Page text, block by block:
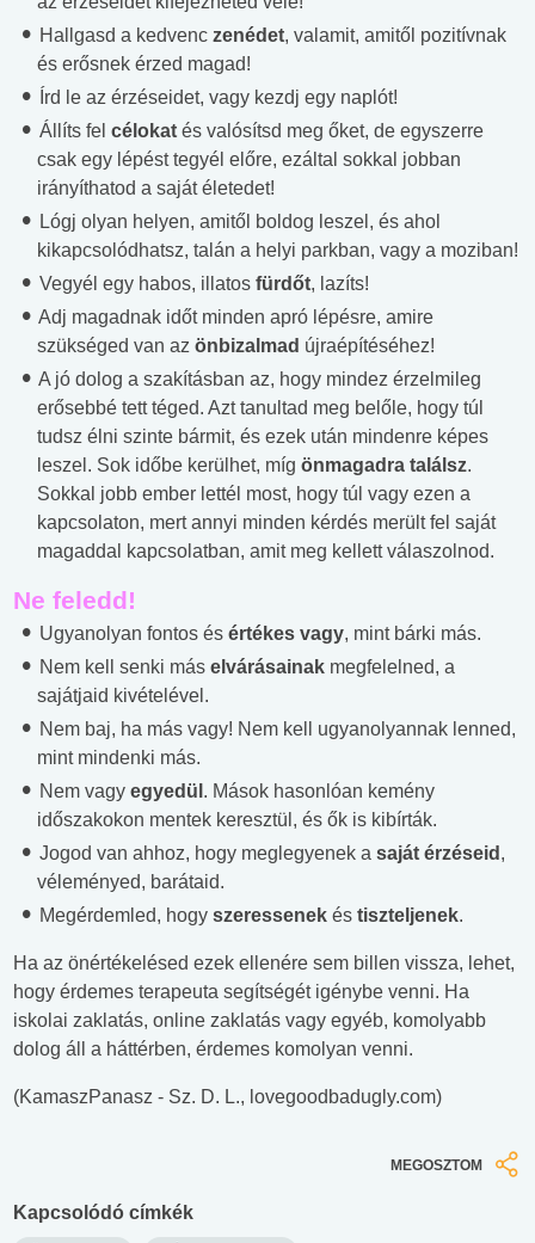
Hallgasd a kedvenc zenédet, valamit, amitől pozitívnak
és erősnek érzed magad!
Írd le az érzéseidet, vagy kezdj egy naplót!
Állíts fel célokat és valósítsd meg őket, de egyszerre
csak egy lépést tegyél előre, ezáltal sokkal jobban
irányíthatod a saját életedet!
Lógj olyan helyen, amitől boldog leszel, és ahol
kikapcsolódhatsz, talán a helyi parkban, vagy a moziban!
Vegyél egy habos, illatos fürdőt, lazíts!
Adj magadnak időt minden apró lépésre, amire
szükséged van az önbizalmad újraépítéséhez!
A jó dolog a szakításban az, hogy mindez érzelmileg
erősebbé tett téged. Azt tanultad meg belőle, hogy túl
tudsz élni szinte bármit, és ezek után mindenre képes
leszel. Sok időbe kerülhet, míg önmagadra találsz.
Sokkal jobb ember lettél most, hogy túl vagy ezen a
kapcsolaton, mert annyi minden kérdés merült fel saját
magaddal kapcsolatban, amit meg kellett válaszolnod.
Ne feledd!
Ugyanolyan fontos és értékes vagy, mint bárki más.
Nem kell senki más elvárásainak megfelelned, a
sajátjaid kivételével.
Nem baj, ha más vagy! Nem kell ugyanolyannak lenned,
mint mindenki más.
Nem vagy egyedül . Mások hasonlóan kemény
időszakokon mentek keresztül, és ők is kibírták.
Jogod van ahhoz, hogy meglegyenek a saját érzéseid ,
véleményed, barátaid.
Megérdemled, hogy szeressenek és tiszteljenek.
Ha az önértékelésed ezek ellenére sem billen vissza, lehet,
hogy érdemes terapeuta segítségét igénybe venni. Ha
iskolai zaklatás, online zaklatás vagy egyéb, komolyabb
dolog áll a háttérben, érdemes komolyan venni.
(KamaszPanasz - Sz. D. L., lovegoodbadugly.com)
MEGOSZTOM
Kapcsolódó címkék